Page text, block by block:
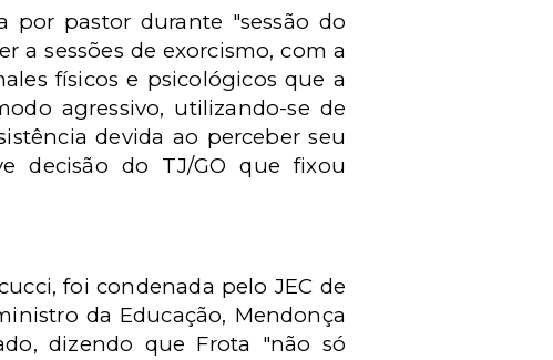
por pastor durante "sessão do
a sessões de exorcismo, com a
físicos e psicológicos que a
agressivo, utilizando-se de
devida ao perceber seu
decisão do TJ/GO que fixou
foi condenada pelo JEC de
da Educação, Mendonça
dizendo que Frota "não só